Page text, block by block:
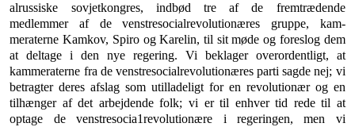
alrussiske sovjetkongres, indbød tre af de fremtræden­de
medlemmer af de venstresocialrevolutionæres gruppe, kam­
meraterne Kamkov, Spiro og Karelin, til sit møde og foreslog dem
at deltage i den nye regering. Vi beklager overordentligt, at
kammeraterne fra de venstresocialrevolutionæres parti sagde nej; vi
betragter deres afslag som utilladeligt for en revolutionær og en
tilhænger af det arbejdende folk; vi er til enhver tid rede til at
optage de venstresocia1revolutionære i re­geringen, men vi